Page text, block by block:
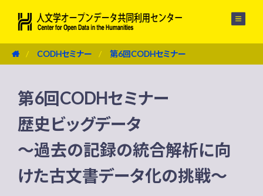
CODHセミナー 第6回CODHセミナー
第6回CODHセミナー
歴史ビッグデータ
〜過去の記録の統合解析に向
けた古文書データ化の挑戦〜